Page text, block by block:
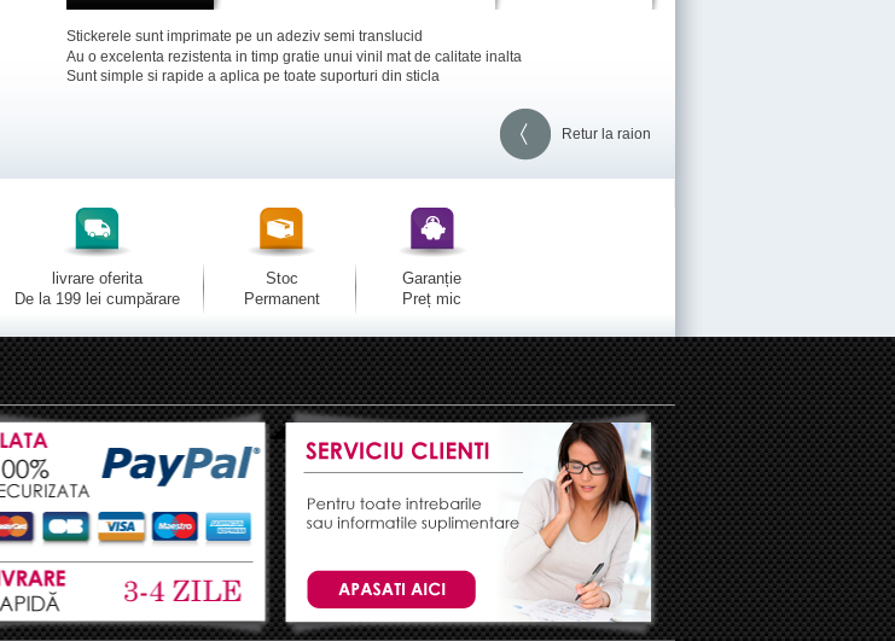
Stickerele sunt imprimate pe un adeziv semi translucid
Au o excelenta rezistenta in timp gratie unui vinil mat de calitate inalta
Sunt simple si rapide a aplica pe toate suporturi din sticla
Retur la raion
livrare oferita
De la 199 lei cumpărare
Stoc
Permanent
Garanție
Preț mic